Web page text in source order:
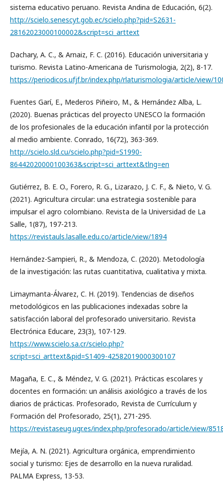
sistema educativo peruano. Revista Andina de Educación, 6(2).
http://scielo.senescyt.gob.ec/scielo.php?pid=S2631-
28162023000100002&script=sci_arttext
Dachary, A. C., & Arnaiz, F. C. (2016). Educación universitaria y
turismo. Revista Latino-Americana de Turismologia, 2(2), 8-17.
https://periodicos.ufjf.br/index.php/rlaturismologia/article/view/
Fuentes Garí, E., Mederos Piñeiro, M., & Hernández Alba, L.
(2020). Buenas prácticas del proyecto UNESCO la formación
de los profesionales de la educación infantil por la protección
al medio ambiente. Conrado, 16(72), 363-369.
http://scielo.sld.cu/scielo.php?pid=S1990-
86442020000100363&script=sci_arttext&tlng=en
Gutiérrez, B. E. O., Forero, R. G., Lizarazo, J. C. F., & Nieto, V. G.
(2021). Agricultura circular: una estrategia sostenible para
impulsar el agro colombiano. Revista de la Universidad de La
Salle, 1(87), 197-213.
https://revistauls.lasalle.edu.co/article/view/1894
Hernández-Sampieri, R., & Mendoza, C. (2020). Metodología
de la investigación: las rutas cuantitativa, cualitativa y mixta.
Limaymanta-Álvarez, C. H. (2019). Tendencias de diseños
metodológicos en las publicaciones indexadas sobre la
satisfacción laboral del profesorado universitario. Revista
Electrónica Educare, 23(3), 107-129.
https://www.scielo.sa.cr/scielo.php?
script=sci_arttext&pid=S1409-42582019000300107
Magaña, E. C., & Méndez, V. G. (2021). Prácticas escolares y
docentes en formación: un análisis axiológico a través de los
diarios de prácticas. Profesorado, Revista de Currículum y
Formación del Profesorado, 25(1), 271-295.
https://revistaseug.ugr.es/index.php/profesorado/article/view/
Mejía, A. N. (2021). Agricultura orgánica, emprendimiento
social y turismo: Ejes de desarrollo en la nueva ruralidad.
PALMA Express, 13-53.